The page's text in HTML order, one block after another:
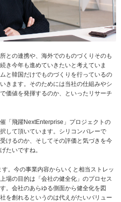
との連携や、海外でのものづくりそのも
き今年も進めていきたいと考えていま
と韓国だけでものづくりを行っているの
きます。そのためには当社の仕組みやシ
価値を発揮するのか、といったリサーチ
「飛躍NextEnterprise」プロジェクトの
して頂いています。シリコンバレーで
けるのか、そしてその評価と気づきを今
たいですね。
。今の事業内容からいくと相当ストレッ
場の目的は「会社の健全化」のプロセス
。会社のあらゆる側面から健全化を図
を創れるというのは代えがたいバリュー